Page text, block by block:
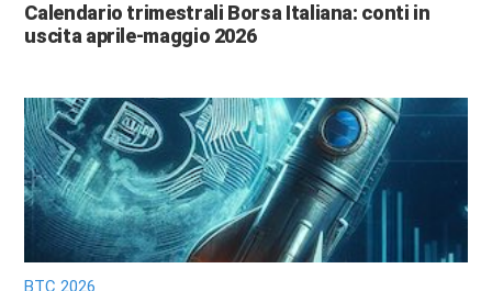
Calendario trimestrali Borsa Italiana: conti in
uscita aprile-maggio 2026
BTC 2026